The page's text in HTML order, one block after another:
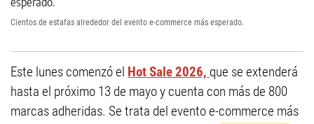
Cientos de estafas alrededor del evento e-commerce más esperado.
Este lunes comenzó el Hot Sale 2026, que se extenderá
hasta el próximo 13 de mayo y cuenta con más de 800
marcas adheridas. Se trata del evento e-commerce más